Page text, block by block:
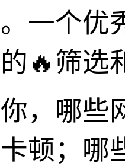
一个优
🔥筛选
，哪些
顿；哪